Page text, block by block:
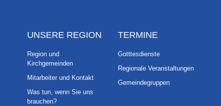
UNSERE REGION
Region und
Kirchgemeinden
Mitarbeiter und Kontakt
Was tun, wenn Sie uns
brauchen?
TERMINE
Gotttesdienste
Regionale Veranstaltungen
Gemeindegruppen